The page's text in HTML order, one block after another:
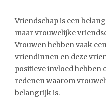
Vriendschap is een
maar vrouwelijke
Vrouwen hebben vaak
vriendinnen en deze
positieve invloed hebben
redenen waarom
belangrijk is.